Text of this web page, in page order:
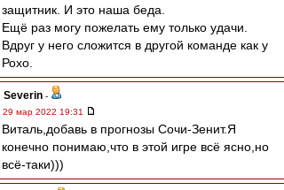
защитник. И это наша беда.
Ещё раз могу пожелать ему только удачи.
Вдруг у него сложится в другой команде как у
Рохо.
Severin -
29 мар 2022 19:31
Виталь,добавь в прогнозы Сочи-Зенит.Я
конечно понимаю,что в этой игре всё ясно,но
всё-таки)))